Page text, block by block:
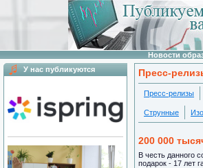
Новости
У нас публикуются
Пресс-
Пресс-релизы
Струнные Изо
200 000
В честь данного
подарок - 17 лет